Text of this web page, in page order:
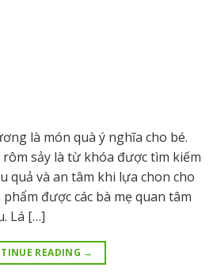
là món quà ý nghĩa cho bé.
sảy là từ khóa được tìm kiếm
quả và an tâm khi lựa chon cho
được các bà mẹ quan tâm
Lá […]
READING →